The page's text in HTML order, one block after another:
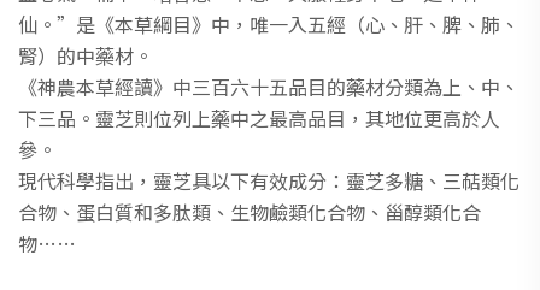
仙。”是《本草綱目》中，唯一入五經（心、肝、脾、肺、
腎）的中藥材。
《神農本草經讀》中三百六十五品目的藥材分類為上、中、
下三品。靈芝則位列上藥中之最高品目，其地位更高於人
參。
現代科學指出，靈芝具以下有效成分：靈芝多糖、三萜類化
合物、蛋白質和多肽類、生物鹼類化合物、甾醇類化合
物……